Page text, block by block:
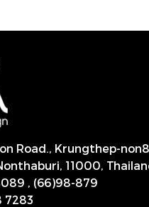
Road., Krungthep-non8
11000,
, (66)98-879
7283